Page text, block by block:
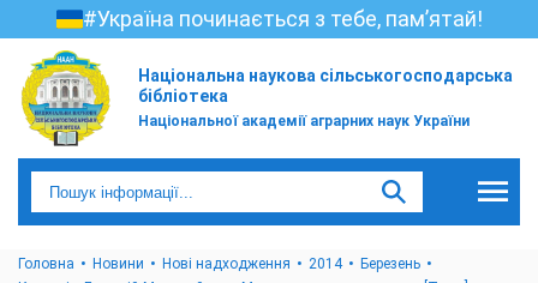
#Україна починається з тебе, пам’ятай!
Національна наукова сільськогосподарська
бібліотека
Національної академії аграрних наук України
Головна Новини Нові надходження 2014
Березень